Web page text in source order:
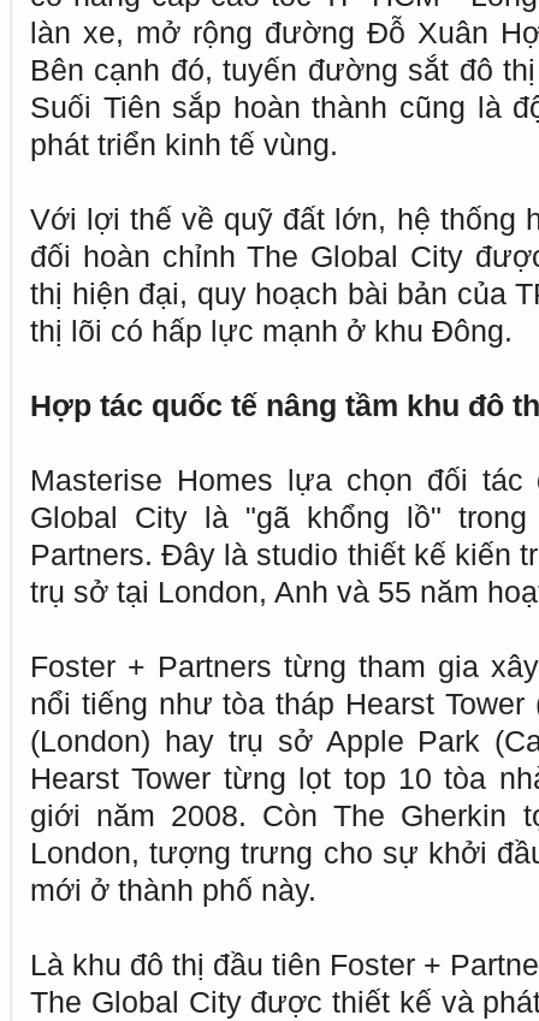
làn xe, mở rộng đường Đỗ Xuân
Bên cạnh đó, tuyến đường sắt đô
Suối Tiên sắp hoàn thành cũng là
phát triển kinh tế vùng.
Với lợi thế về quỹ đất lớn, hệ thống
đối hoàn chỉnh The Global City
thị hiện đại, quy hoạch bài bản của
thị lõi có hấp lực mạnh ở khu Đông.
Hợp tác quốc tế nâng tầm khu đô
Masterise Homes lựa chọn đối
Global City là "gã khổng lồ"
Partners. Đây là studio thiết kế kiến
trụ sở tại London, Anh và 55 năm
Foster + Partners từng tham gia
nổi tiếng như tòa tháp Hearst Tower
(London) hay trụ sở Apple Park
Hearst Tower từng lọt top 10 tòa
giới năm 2008. Còn The Gherkin
London, tượng trưng cho sự khởi
mới ở thành phố này.
Là khu đô thị đầu tiên Foster +
The Global City được thiết kế và